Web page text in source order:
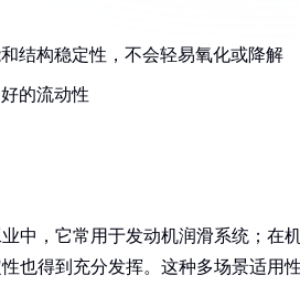
结构稳定性，不会轻易氧化或降解
的流动性
中，它常用于发动机润滑系统；在
也得到充分发挥。这种多场景适用